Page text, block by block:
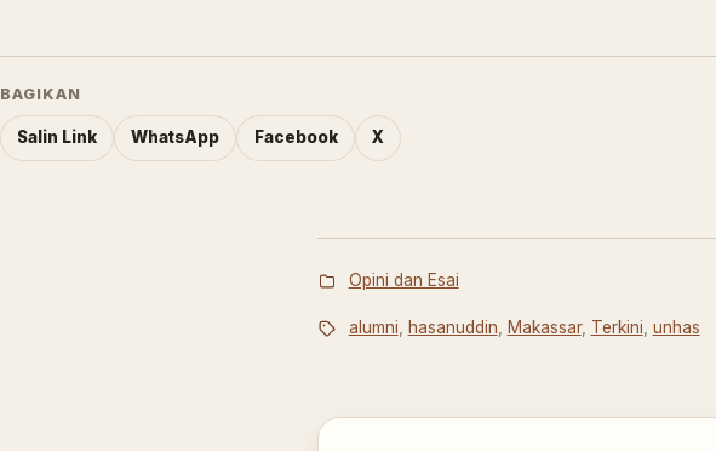
BAGIKAN
Salin Link WhatsApp Facebook X
Opini dan Esai
alumni hasanuddin Makassar, Terkini unhas